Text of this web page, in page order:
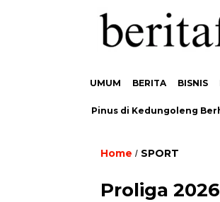
UMUM BERITA BISNIS
Hutan Pinus di Kedungoleng Berhasil
Home / SPORT
Proliga